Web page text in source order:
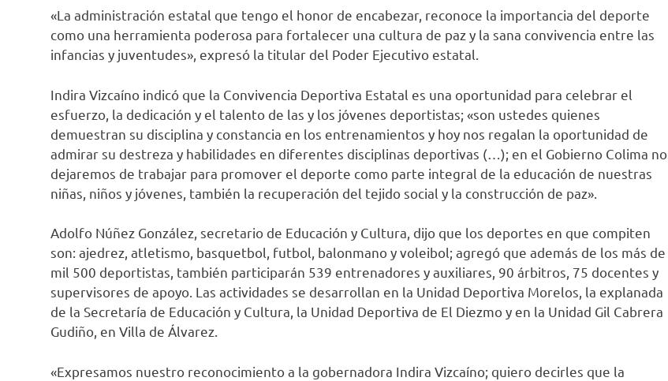
«La administración estatal que tengo el honor de encabezar, reconoce la importancia del deporte
como una herramienta poderosa para fortalecer una cultura de paz y la sana convivencia entre las
infancias y juventudes», expresó la titular del Poder Ejecutivo estatal.
Indira Vizcaíno indicó que la Convivencia Deportiva Estatal es una oportunidad para celebrar el
esfuerzo, la dedicación y el talento de las y los jóvenes deportistas; «son ustedes quienes
demuestran su disciplina y constancia en los entrenamientos y hoy nos regalan la oportunidad de
admirar su destreza y habilidades en diferentes disciplinas deportivas (…); en el Gobierno Colima no
dejaremos de trabajar para promover el deporte como parte integral de la educación de nuestras
niñas, niños y jóvenes, también la recuperación del tejido social y la construcción de paz».
Adolfo Núñez González, secretario de Educación y Cultura, dijo que los deportes en que compiten
son: ajedrez, atletismo, basquetbol, futbol, balonmano y voleibol; agregó que además de los más de
mil 500 deportistas, también participarán 539 entrenadores y auxiliares, 90 árbitros, 75 docentes y
supervisores de apoyo. Las actividades se desarrollan en la Unidad Deportiva Morelos, la explanada
de la Secretaría de Educación y Cultura, la Unidad Deportiva de El Diezmo y en la Unidad Gil Cabrera
Gudiño, en Villa de Álvarez.
«Expresamos nuestro reconocimiento a la gobernadora Indira Vizcaíno; quiero decirles que la